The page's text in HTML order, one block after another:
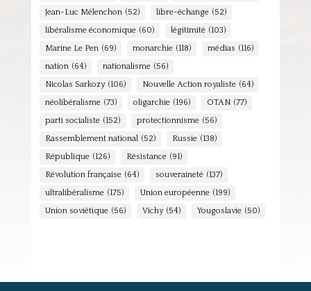
Jean-Luc Mélenchon (52) libre-échange (52)
libéralisme économique (60) légitimité (103)
Marine Le Pen (69) monarchie (118) médias (116)
nation (64) nationalisme (56)
Nicolas Sarkozy (106) Nouvelle Action royaliste (64)
néolibéralisme (73) oligarchie (196) OTAN (77)
parti socialiste (152) protectionnisme (56)
Rassemblement national (52) Russie (138)
République (126) Résistance (91)
Révolution française (64) souveraineté (137)
ultralibéralisme (175) Union européenne (199)
Union soviétique (56) Vichy (54) Yougoslavie (50)